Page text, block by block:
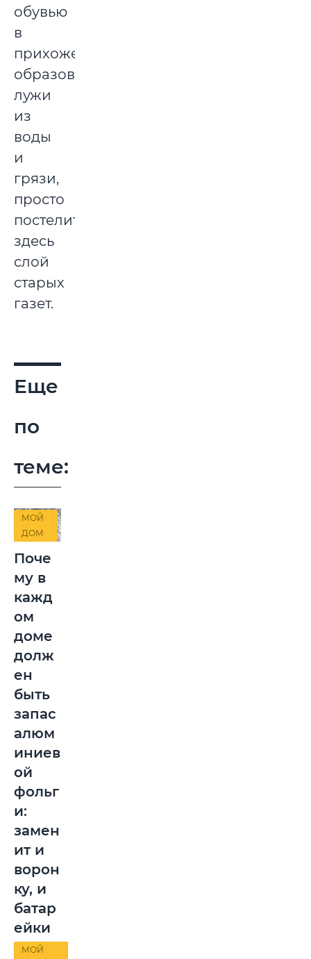
обувью
в
прихожей
образовывались
лужи
из
воды
и
грязи,
просто
постелите
здесь
слой
старых
газет.
Еще
по
теме:
МОЙ
ДОМ
Поче
му в
кажд
ом
доме
долж
ен
быть
запас
алюм
иниев
ой
фольг
и:
замен
ит и
ворон
ку, и
батар
ейки
МОЙ